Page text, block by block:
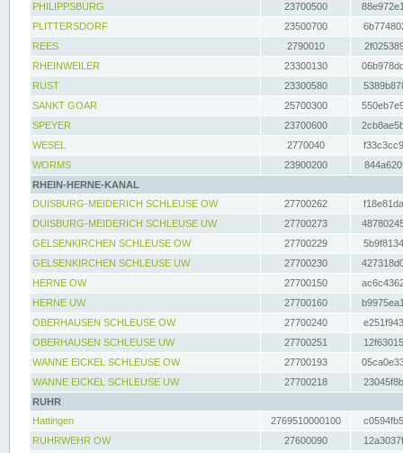
PHILIPPSBURG
23700500
PLITTERSDORF
23500700
REES
2790010
RHEINWEILER
23300130
RUST
23300580
SANKT GOAR
25700300
SPEYER
23700600
WESEL
2770040
WORMS
23900200
RHEIN-HERNE-KANAL
DUISBURG-MEIDERICH SCHLEUSE OW
27700262
DUISBURG-MEIDERICH SCHLEUSE UW
27700273
GELSENKIRCHEN SCHLEUSE OW
27700229
GELSENKIRCHEN SCHLEUSE UW
27700230
HERNE OW
27700150
HERNE UW
27700160
OBERHAUSEN SCHLEUSE OW
27700240
OBERHAUSEN SCHLEUSE UW
27700251
WANNE EICKEL SCHLEUSE OW
27700193
WANNE EICKEL SCHLEUSE UW
27700218
RUHR
Hattingen
2769510000100
RUHRWEHR OW
27600090